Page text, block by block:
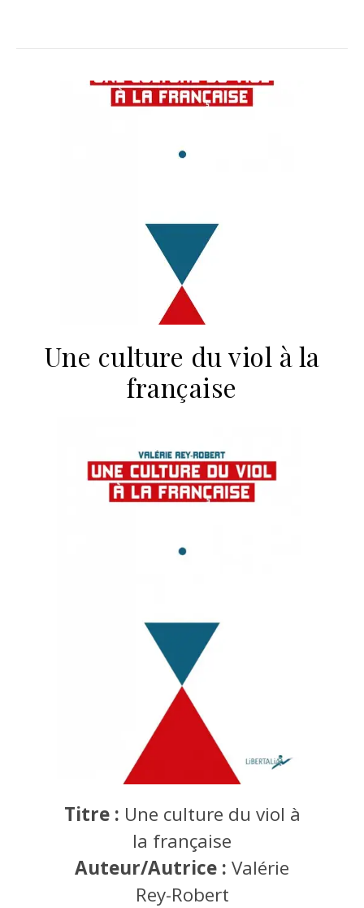
Une culture du viol à la
française
Titre : Une culture du viol à
la française
Auteur/Autrice : Valérie
Rey-Robert